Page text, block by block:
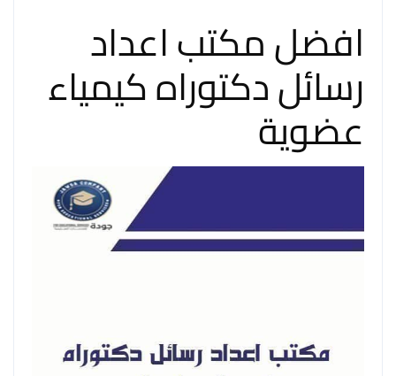
افضل مكتب اعداد
رسائل دكتوراه كيمياء
عضوية